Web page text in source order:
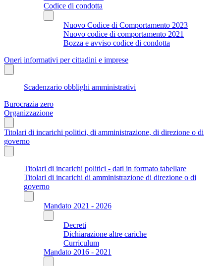
Codice di condotta
Nuovo Codice di Comportamento 2023
Nuovo codice di comportamento 2021
Bozza e avviso codice di condotta
Oneri informativi per cittadini e imprese
Scadenzario obblighi amministrativi
Burocrazia zero
Organizzazione
Titolari di incarichi politici, di amministrazione, di direzione o di
governo
Titolari di incarichi politici - dati in formato tabellare
Titolari di incarichi di amministrazione di direzione o di
governo
Mandato 2021 - 2026
Decreti
Dichiarazione altre cariche
Curriculum
Mandato 2016 - 2021